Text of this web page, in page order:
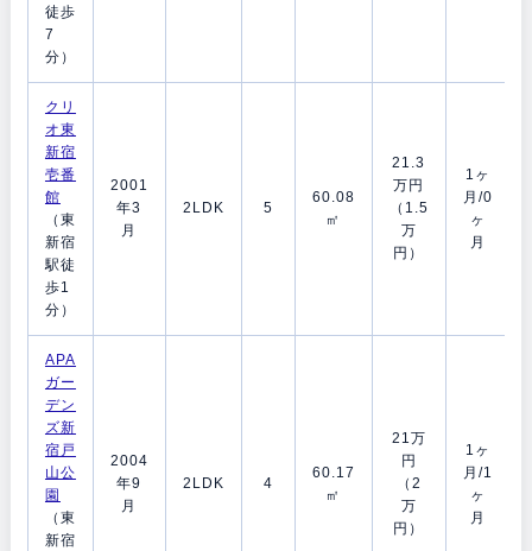
徒歩
7
分）
クリ
オ東
新宿
壱番
館
（東
新宿
駅徒
歩1
分）
2001
年3
月
2LDK 5
60.08
㎡
21.3
万円
（1.5
万
円）
1ヶ
月/0
ヶ
月
APA
ガー
デン
ズ新
宿戸
山公
園
（東
新宿
2004
年9
月
2LDK 4
60.17
㎡
21万
円
（2
万
円）
1ヶ
月/1
ヶ
月